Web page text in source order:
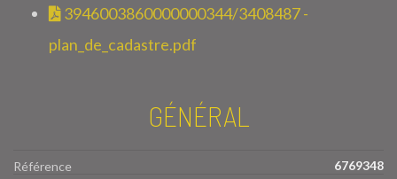
3946003860000000344/3408487 -
plan_de_cadastre.pdf
GÉNÉRAL
Référence
6769348